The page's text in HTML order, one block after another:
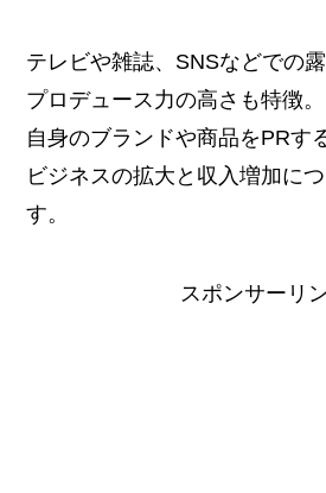
テレビや雑誌、SNSなどでの
プロデュース力の高さも特徴。
自身のブランドや商品をPRす
ビジネスの拡大と収入増加に
す。
スポンサーリ